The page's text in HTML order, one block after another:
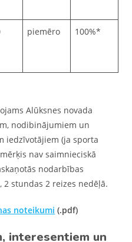
piemēro 100%*
Alūksnes novada
nodibinājumiem un
iedzīvotājiem (ja sporta
nav saimnieciskā
nodarbības
stundas 2 reizes nedēļā.
noteikumi (.pdf)
interesentiem un